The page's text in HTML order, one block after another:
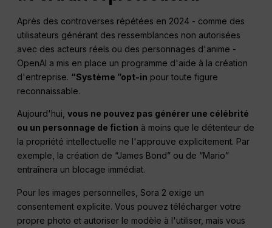
Après des controverses répétées en 2024 - comme des
utilisateurs générant des ressemblances non autorisées
avec des acteurs réels ou des personnages d'anime -
OpenAI a mis en place un programme d'aide à la création
d'entreprise. “Système ”opt-in pour toute figure
reconnaissable.
Aujourd'hui,vous ne pouvez pas générer une célébrité
ou un personnage de fiction à moins que le détenteur de
la propriété intellectuelle ne l'approuve explicitement. Par
exemple, la création de “James Bond” ou de “Mario”
entraînera un blocage immédiat.
Pour les images personnelles, Sora 2 exige un
consentement explicite. Vous pouvez télécharger votre
propre photo et autoriser le modèle à l'utiliser, mais vous